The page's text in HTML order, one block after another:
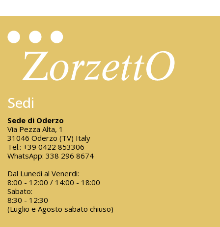
Sedi
Sede di Oderzo
Via Pezza Alta, 1
31046 Oderzo (TV) Italy
Tel.: +39 0422 853306
WhatsApp: 338 296 8674
Dal Lunedi al Venerdi:
8:00 - 12:00 / 14:00 - 18:00
Sabato:
8:30 - 12:30
(Luglio e Agosto sabato chiuso)